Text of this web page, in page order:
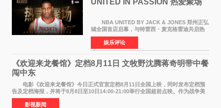
NBA UNITED BY JACK & JONES 郑州正弘
城全国首店启幕，与特雷西・麦克格雷迪共启热
爱 2026 年7 月21 日，
NBAUNITEDBYJACK&JONES 全国首店，于郑
州正弘城正式启幕。NBA 传奇球星
娱乐评论
《欢迎来龙餐馆》定档8月11日 文牧野沈腾蒋奇明带中餐
闯中东
电影《欢迎来龙餐馆》今日正式官宣定档8月11日全国上映，同时发布定档预
告及定档海报，并将于8月8日至10日14:00-21:00举行全国超前点映。作为战争美
食大片，影片讲述的是中国厨师徐福（沈腾
影视新闻